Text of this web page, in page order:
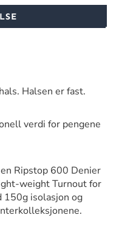
Halsen er fast.
verdi for pengene
Ripstop 600 Denier
weight Turnout for
150g isolasjon og